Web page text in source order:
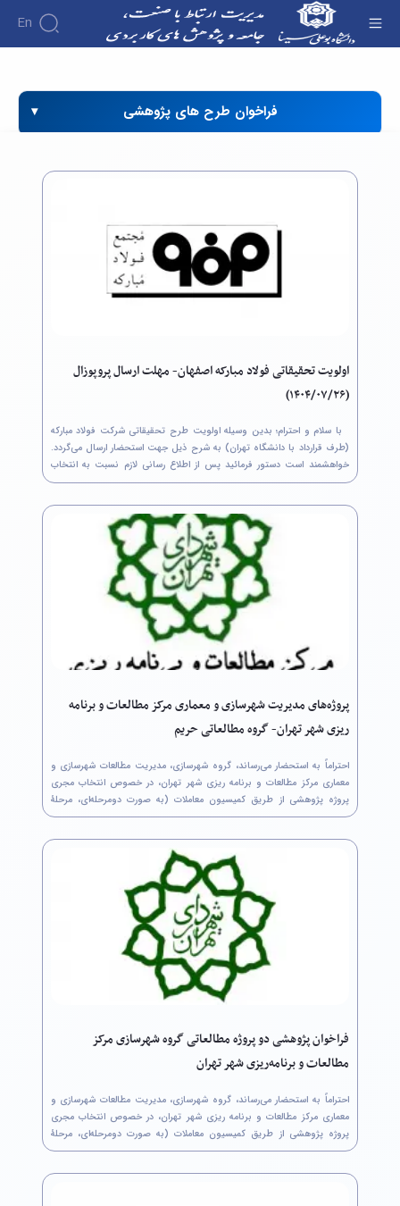
En
فراخوان طرح های پژوهشی
اولویت تحقیقاتی فولاد مبارکه اصفهان- مهلت ارسال پروپوزال
(۱۴۰۴/۰۷/۲۶)
با سلام و احترام؛ بدین وسیله اولویت طرح تحقیقاتی شرکت فولاد مبارکه
(طرف قرارداد با دانشگاه تهران) به شرح ذیل جهت استحضار ارسال می‌گردد.
خواهشمند است دستور فرمائید پس از اطلاع رسانی لازم نسبت به انتخاب
عنوان و ثبت نام در سامانه جامع مدیریت اطلاعات پژوهشی شرکت فولاد
پروژه‌های مدیریت شهرسازی و معماری مرکز مطالعات و برنامه
ریزی شهر تهران- گروه مطالعاتی حریم
احتراماً به استحضار می‌رساند، گروه شهرسازی، مدیریت مطالعات شهرسازی و
معماری مرکز مطالعات و برنامه ریزی شهر تهران، در خصوص انتخاب مجری
پروژه پژوهشی از طریق کمیسیون معاملات (به صورت دومرحله‌ای، مرحلۀ
نخست: ارسال بخش فنی پیشنهاد پژوهشی توسط مجریان متقاضی و مرحلۀ
فراخوان پژوهشی دو پروژه‌ مطالعاتی گروه شهرسازی مرکز
مطالعات و برنامه‌ریزی شهر تهران
احتراماً به استحضار می‌رساند، گروه شهرسازی، مدیریت مطالعات شهرسازی و
معماری مرکز مطالعات و برنامه ریزی شهر تهران، در خصوص انتخاب مجری
پروژه پژوهشی از طریق کمیسیون معاملات (به صورت دومرحله‌ای، مرحلۀ
نخست: ارسال بخش فنی پیشنهاد پژوهشی توسط مجریان متقاضی و مرحلۀ